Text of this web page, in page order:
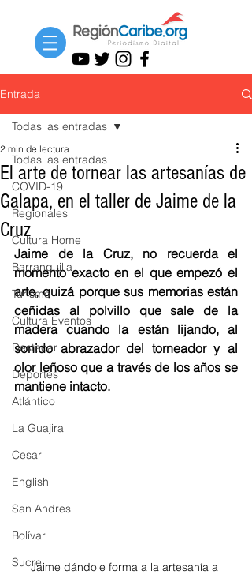
Entrada
Todas las entradas
COVID-19
Regionales
Cultura Home
Barranquilla
Turismo
Cultura Eventos
Destacar
Deportes
Atlántico
La Guajira
Cesar
English
San Andres
Bolívar
Sucre
Todas las entradas
El arte de tornear las artesanías de
Galapa, en el taller de Jaime de la
Cruz
2 min de lectura
Jaime de la Cruz, no recuerda el
momento exacto en el que empezó el
arte, quizá porque sus memorias están
ceñidas al polvillo que sale de la
madera cuando la están lijando, al
sonido abrazador del torneador y al
olor leñoso que a través de los años se
mantiene intacto.
Jaime dándole forma a la artesanía a